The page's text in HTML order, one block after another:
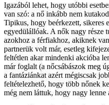
Igazából lehet, hogy utóbbi
van szó: a nő inkább nem
Tipikus, hogy beérkezett,
egyedülállóak. A nők nagy része
azokhoz a férfiakhoz, akiknek
partnerük volt már, esetleg
feltétlen akar mindenki akcióba
már foglalt (a nőcsábászok meg
a fantáziánkat azért mégiscsak
feltételezhető, hogy több nőnek
még nem láttuk, hogy nagy lenne